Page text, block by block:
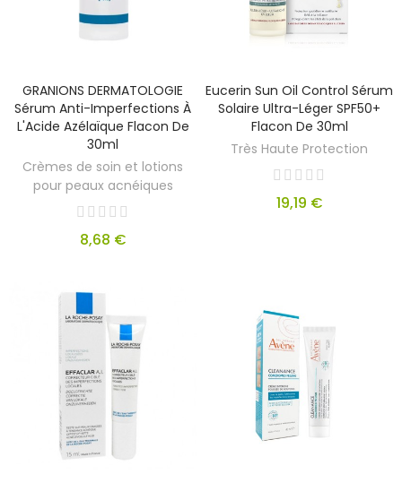
GRANIONS DERMATOLOGIE
Sérum Anti-Imperfections À
L'Acide Azélaïque Flacon De
30ml
Crèmes de soin et lotions
pour peaux acnéiques
8,68 €
Eucerin Sun Oil Control Sérum
Solaire Ultra-Léger SPF50+
Flacon De 30ml
Très Haute Protection
19,19 €